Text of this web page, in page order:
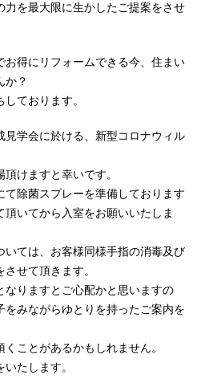
力を最大限に生かしたご提案をさせ
お得にリフォームできる今、住まい
か？
ております。
見学会に於ける、新型コロナウィル
頂けますと幸いです。
て除菌スプレーを準備しております
頂いてから入室をお願いいたしま
いては、お客様同様手指の消毒及び
せて頂きます。
なりますとご心配かと思いますの
をみながらゆとりを持ったご案内を
くことがあるかもしれません。
いたします。